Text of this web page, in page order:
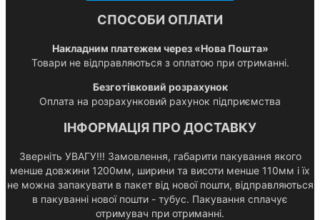
СПОСОБИ ОПЛАТИ
Накладним платежем через «Нова Пошта»
Товари не відправляються з оплатою при отриманні.
Безготівковий розрахунок
Оплата на розрахунковий рахунок підприємства
ІНФОРМАЦІЯ ПРО ДОСТАВКУ
Зверніть УВАГУ!!! Замовлення, габарити пакування якого
менше довжини 1200мм, ширини та висоти менше 110мм і їх
не можна запакувати в пакет від нової пошти, відправляються
в пакуванні нової пошти - тубус. Пакування сплачує
отримувач при отриманні.